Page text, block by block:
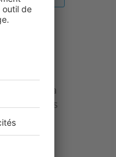
par
ici. Il y a
or, de plus